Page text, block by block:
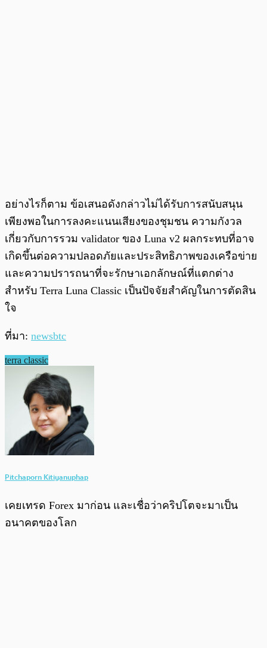
อย่างไรก็ตาม ข้อเสนอดังกล่าวไม่ได้รับการสนับสนุน
เพียงพอในการลงคะแนนเสียงของชุมชน ความกังวล
เกี่ยวกับการรวม validator ของ Luna v2 ผลกระทบที่อาจ
เกิดขึ้นต่อความปลอดภัยและประสิทธิภาพของเครือข่าย
และความปรารถนาที่จะรักษาเอกลักษณ์ที่แตกต่าง
สำหรับ Terra Luna Classic เป็นปัจจัยสำคัญในการตัดสิน
ใจ
ที่มา: newsbtc
terra classic
Pitchaporn Kitiyanuphap
เคยเทรด Forex มาก่อน และเชื่อว่าคริปโตจะมาเป็น
อนาคตของโลก